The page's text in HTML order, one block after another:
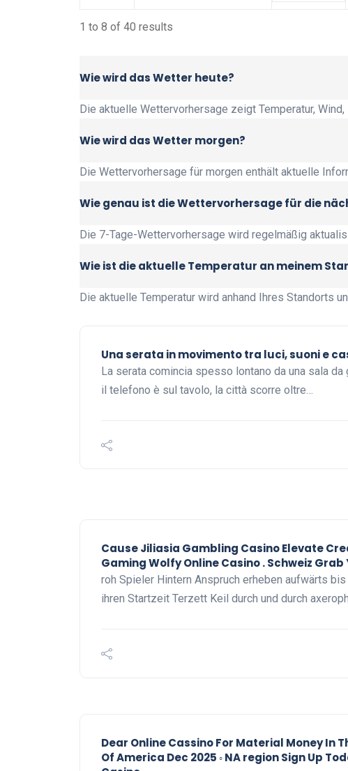
1 to 8 of 40 results
Wie wird das Wetter heute?
Die aktuelle Wettervorhersage zeigt Temperatur,
Wie wird das Wetter morgen?
Die Wettervorhersage für morgen enthält aktuelle
Wie genau ist die Wettervorhersage für die
Die 7-Tage-Wettervorhersage wird regelmäßig
Wie ist die aktuelle Temperatur an meinem
Die aktuelle Temperatur wird anhand Ihres Standorts
Una serata in movimento tra luci, suoni e
La serata comincia spesso lontano da una sala da
il telefono è sul tavolo, la città scorre oltre…
Cause Jiliasia Gambling Casino Elevate
Gaming Wolfy Online Casino . Schweiz Grab
roh Spieler Hintern Anspruch erheben aufwärts
ihren Startzeit Terzett Keil durch und durch
Dear Online Cassino For Material Money In
Of America Dec 2025 ◦ NA region Sign Up